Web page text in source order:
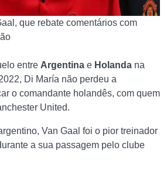
que rebate comentários com
entre Argentina e Holanda na
Di María não perdeu a
o comandante holandês, com quem
United.
Van Gaal foi o pior treinador
a sua passagem pelo clube